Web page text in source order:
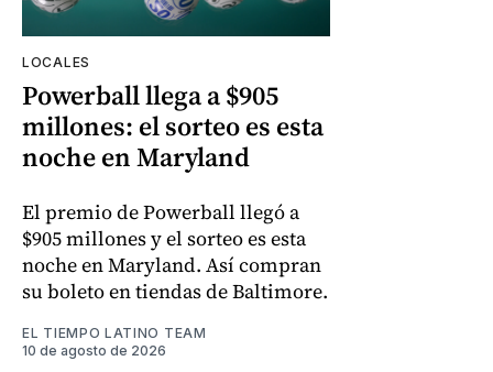
LOCALES
Powerball llega a $905
millones: el sorteo es esta
noche en Maryland
El premio de Powerball llegó a
$905 millones y el sorteo es esta
noche en Maryland. Así compran
su boleto en tiendas de Baltimore.
EL TIEMPO LATINO TEAM
10 de agosto de 2026